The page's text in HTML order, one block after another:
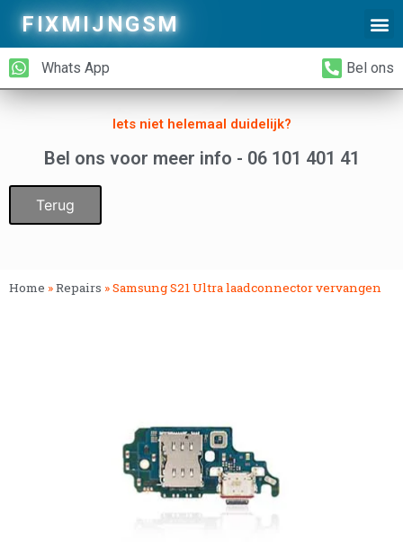
FIXMIJNGSM
Whats App Bel ons
Iets niet helemaal duidelijk?
Bel ons voor meer info - 06 101 401 41
Terug
Home »Repairs »Samsung S21 Ultra laadconnector vervangen